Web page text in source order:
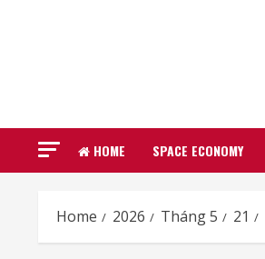
HOME SPACE ECONOMY
Home 2026 Tháng 5 21